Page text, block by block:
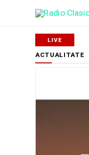
ACTUALITATE